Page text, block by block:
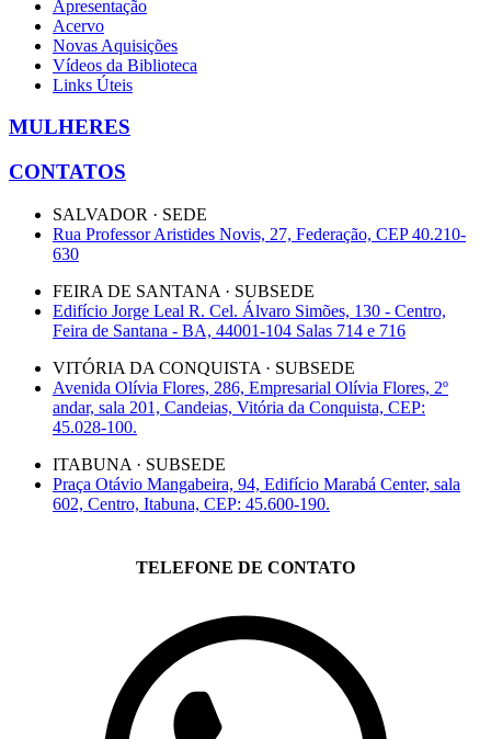
Apresentação
Acervo
Novas Aquisições
Vídeos da Biblioteca
Links Úteis
MULHERES
CONTATOS
SALVADOR · SEDE
Rua Professor Aristides Novis, 27, Federação, CEP 40.210-
630
FEIRA DE SANTANA · SUBSEDE
Edifício Jorge Leal R. Cel. Álvaro Simões, 130 - Centro,
Feira de Santana - BA, 44001-104 Salas 714 e 716
VITÓRIA DA CONQUISTA · SUBSEDE
Avenida Olívia Flores, 286, Empresarial Olívia Flores, 2º
andar, sala 201, Candeias, Vitória da Conquista, CEP:
45.028-100.
ITABUNA · SUBSEDE
Praça Otávio Mangabeira, 94, Edifício Marabá Center, sala
602, Centro, Itabuna, CEP: 45.600-190.
TELEFONE DE CONTATO